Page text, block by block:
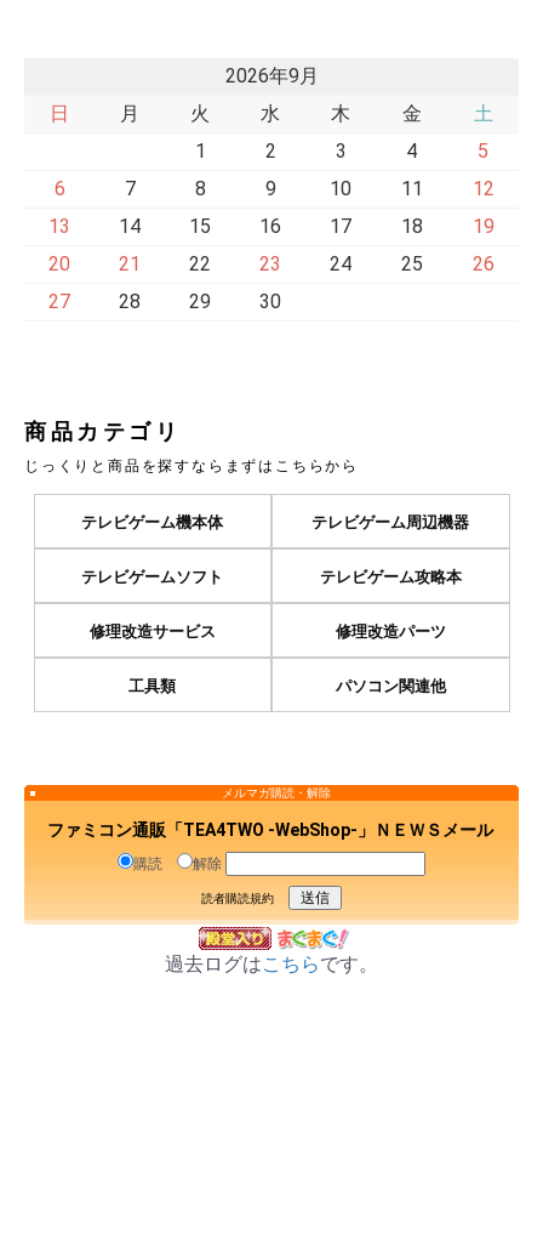
2026年9月
日
月 火 水 木 金
土
1
2 3 4
5
6
7 8 9 10 11
12
13
14 15 16 17 18
19
20
21 22 23 24 25
26
27
28 29 30
商品カテゴリ
じっくりと商品を探すならまずはこちらから
テレビゲーム機本体 テレビゲーム周辺機器
テレビゲームソフト テレビゲーム攻略本
修理改造サービス 修理改造パーツ
工具類 パソコン関連他
メルマガ購読・解除
ファミコン通販「TEA4TWO -WebShop-」ＮＥＷＳメール
購読 解除
読者購読規約
過去ログはこちらです。